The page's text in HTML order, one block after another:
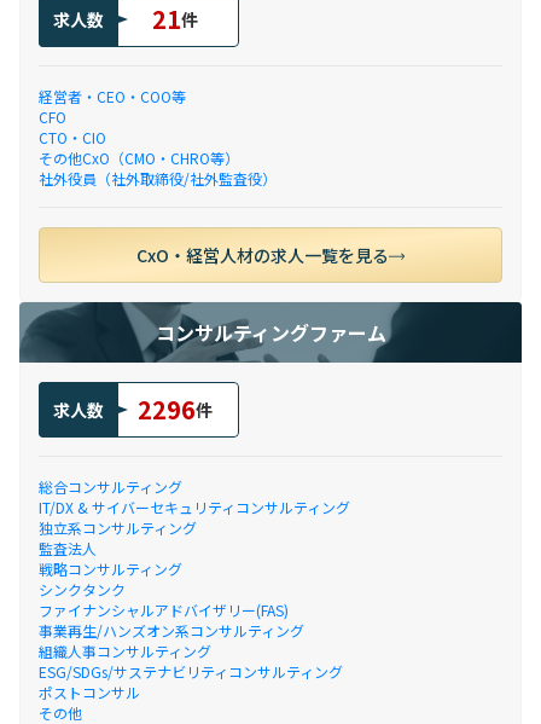
求人数 21件
経営者・CEO・COO等
CFO
CTO・CIO
その他CxO（CMO・CHRO等）
社外役員（社外取締役/社外監査役）
CxO・経営人材の求人一覧を見る
コンサルティングファーム
求人数 2296件
総合コンサルティング
IT/DX & サイバーセキュリティコンサルティング
独立系コンサルティング
監査法人
戦略コンサルティング
シンクタンク
ファイナンシャルアドバイザリー(FAS)
事業再生/ハンズオン系コンサルティング
組織人事コンサルティング
ESG/SDGs/サステナビリティコンサルティング
ポストコンサル
その他